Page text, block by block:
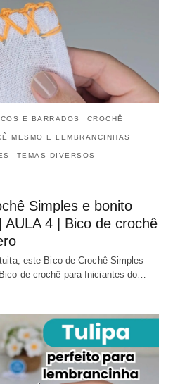
E BARRADOS CROCHÊ
MESMO E LEMBRANCINHAS
TEMAS DIVERSOS
Simples e bonito
4 | Bico de crochê
este Bico de Crochê Simples
de crochê para Iniciantes do…